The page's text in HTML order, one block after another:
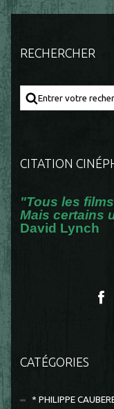
RECHERCHER
CITATION
"Tous les
Mais certains
David Lynch
CATÉGORIES
* PHILIPPE